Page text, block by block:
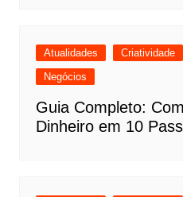
Atualidades Criatividade
Negócios
Guia Completo:
Dinheiro em 10